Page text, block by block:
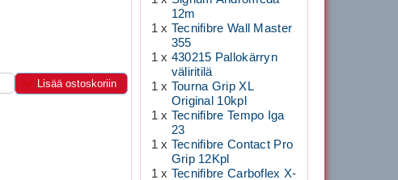
Lisää ostoskoriin
12m
1 x Tecnifibre Wall Master
355
1 x 430215 Pallokärryn
väliritilä
1 x Tourna Grip XL
Original 10kpl
1 x Tecnifibre Tempo Iga
23
1 x Tecnifibre Contact Pro
Grip 12Kpl
1 x Tecnifibre Carboflex X-